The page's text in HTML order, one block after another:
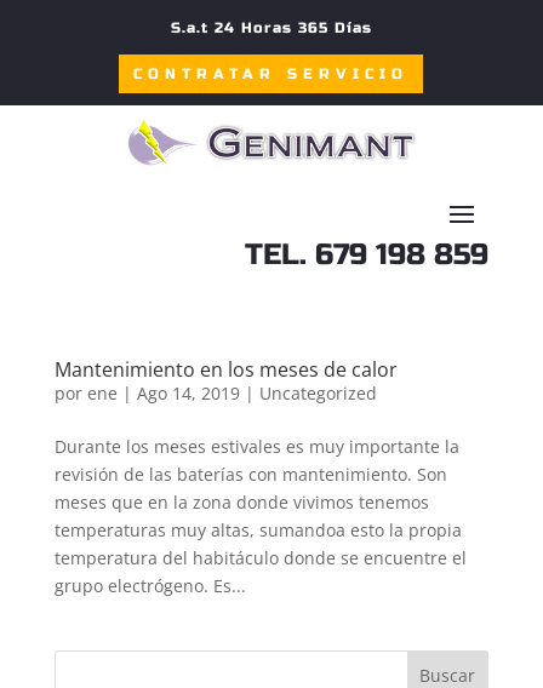
S.a.t 24 Horas 365 Días
CONTRATAR SERVICIO
TEL. 679 198 859
Mantenimiento en los meses de calor
por ene | Ago 14, 2019| Uncategorized
Durante los meses estivales es muy importante la
revisión de las baterías con mantenimiento. Son
meses que en la zona donde vivimos tenemos
temperaturas muy altas, sumandoa esto la propia
temperatura del habitáculo donde se encuentre el
grupo electrógeno. Es...